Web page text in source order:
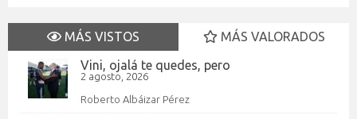
MÁS VISTOS
MÁS VALORADOS
Vini, ojalá te quedes, pero
2 agosto, 2026
Roberto Albáizar Pérez